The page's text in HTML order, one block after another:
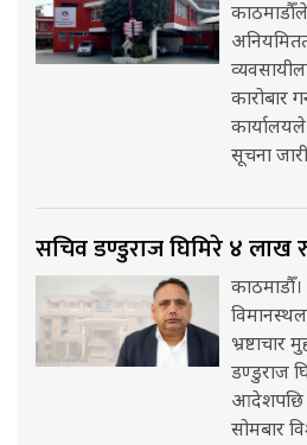
कारोबार
सूचना जारी
सचिव डण्डुराज घिमिरे ४ लाख
काठमाडौँ।
भ्रष्टाचार
डण्डुराज
आदेशपछि
सोमबार